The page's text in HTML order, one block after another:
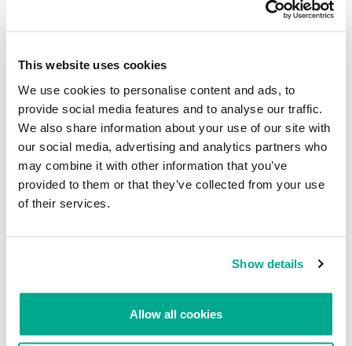
This website uses cookies
We use cookies to personalise content and ads, to
provide social media features and to analyse our traffic.
We also share information about your use of our site with
our social media, advertising and analytics partners who
may combine it with other information that you’ve
provided to them or that they’ve collected from your use
of their services.
Show details
Allow all cookies
financiera para usuarios de
DOMENICO CALDARELLA